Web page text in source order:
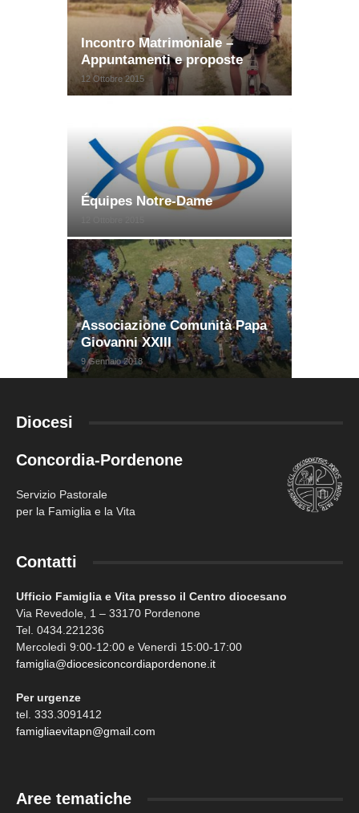
Incontro Matrimoniale –
Appuntamenti e proposte
12 Ottobre 2015
Équipes Notre-Dame
Associazione Comunità Papa
Giovanni XXIII
9 Gennaio 2018
Diocesi
Concordia-Pordenone
Servizio Pastorale
per la Famiglia e la Vita
Contatti
Ufficio Famiglia e Vita presso il Centro diocesano
Via Revedole, 1 – 33170 Pordenone
Tel. 0434.221236
Mercoledì 9:00-12:00 e Venerdì 15:00-17:00
famiglia@diocesiconcordiapordenone.it
Per urgenze
tel. 333.3091412
famigliaevitapn@gmail.com
Aree tematiche